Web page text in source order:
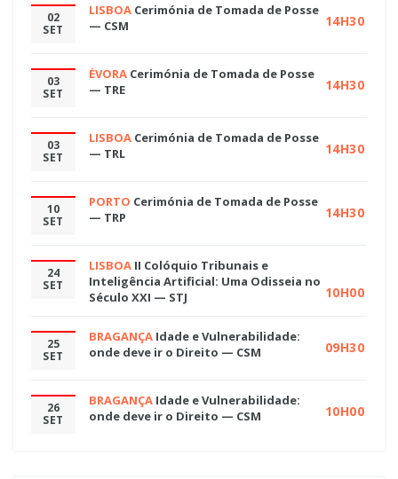
02
SET
LISBOA Cerimónia de Tomada de Posse
— CSM
14H30
03
SET
ÉVORA Cerimónia de Tomada de Posse
— TRE
14H30
03
SET
LISBOA Cerimónia de Tomada de Posse
— TRL
14H30
10
SET
PORTO Cerimónia de Tomada de Posse
— TRP
14H30
24
SET
LISBOA II Colóquio Tribunais e
Inteligência Artificial: Uma Odisseia no
Século XXI — STJ
10H00
25
SET
BRAGANÇA Idade e Vulnerabilidade:
onde deve ir o Direito — CSM
09H30
26
SET
BRAGANÇA Idade e Vulnerabilidade:
onde deve ir o Direito — CSM
10H00